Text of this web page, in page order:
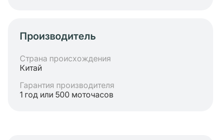
Производитель
Страна происхождения
Китай
Гарантия производителя
1 год или 500 моточасов